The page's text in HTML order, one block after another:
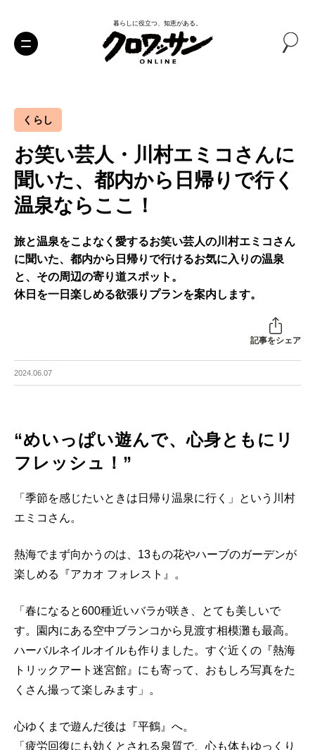
暮らしに役立つ、知恵がある。
くらし
お笑い芸人・川村エミコさんに
聞いた、都内から日帰りで行く
温泉ならここ！
旅と温泉をこよなく愛するお笑い芸人の川村エミコさん
に聞いた、都内から日帰りで行けるお気に入りの温泉
と、その周辺の寄り道スポット。
休日を一日楽しめる欲張りプランを案内します。
記事をシェア
2024.06.07
“めいっぱい遊んで、心身ともにリ
フレッシュ！”
「季節を感じたいときは日帰り温泉に行く」という川村
エミコさん。
熱海でまず向かうのは、13もの花やハーブのガーデンが
楽しめる『アカオ フォレスト』。
「春になると600種近いバラが咲き、とても美しいで
す。園内にある空中ブランコから見渡す相模灘も最高。
ハーバルネイルオイルも作りました。すぐ近くの『熱海
トリックアート迷宮館』にも寄って、おもしろ写真をた
くさん撮って楽しみます」。
心ゆくまで遊んだ後は『平鶴』へ。
「疲労回復にも効くとされる泉質で、心も体もゆっくり